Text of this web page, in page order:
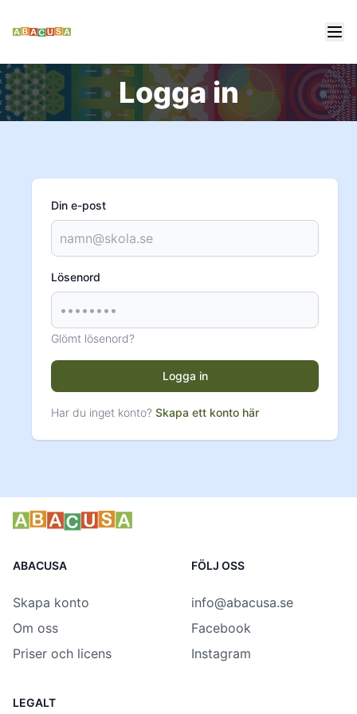
Logga in
Din e-post
Lösenord
Glömt lösenord?
Logga in
Har du inget konto? Skapa ett konto här
ABACUSA
Skapa konto
Om oss
Priser och licens
FÖLJ OSS
info@abacusa.se
Facebook
Instagram
LEGALT